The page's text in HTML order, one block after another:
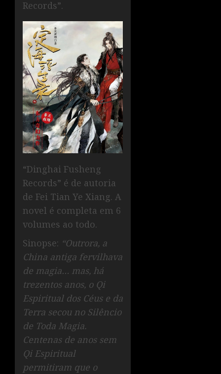
Records”.
“Dinghai Fusheng
Records” é de autoria
de Fei Tian Ye Xiang. A
novel é completa em 6
volumes ao todo.
Sinopse: “Outrora, a
China antiga fervilhava
de magia… mas, há
trezentos anos, o Qi
Espiritual dos Céus e da
Terra secou no Silêncio
de Toda Magia.
Centenas de anos sem
Qi Espiritual
permitiram que o